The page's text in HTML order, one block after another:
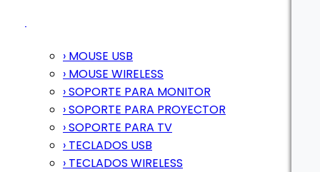
› MOUSE USB
› MOUSE WIRELESS
› SOPORTE PARA MONITOR
› SOPORTE PARA PROYECTOR
› SOPORTE PARA TV
› TECLADOS USB
› TECLADOS WIRELESS